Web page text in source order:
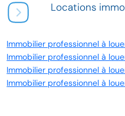
Locations
Immobilier professionnel à
Immobilier professionnel à
Immobilier professionnel à
Immobilier professionnel à